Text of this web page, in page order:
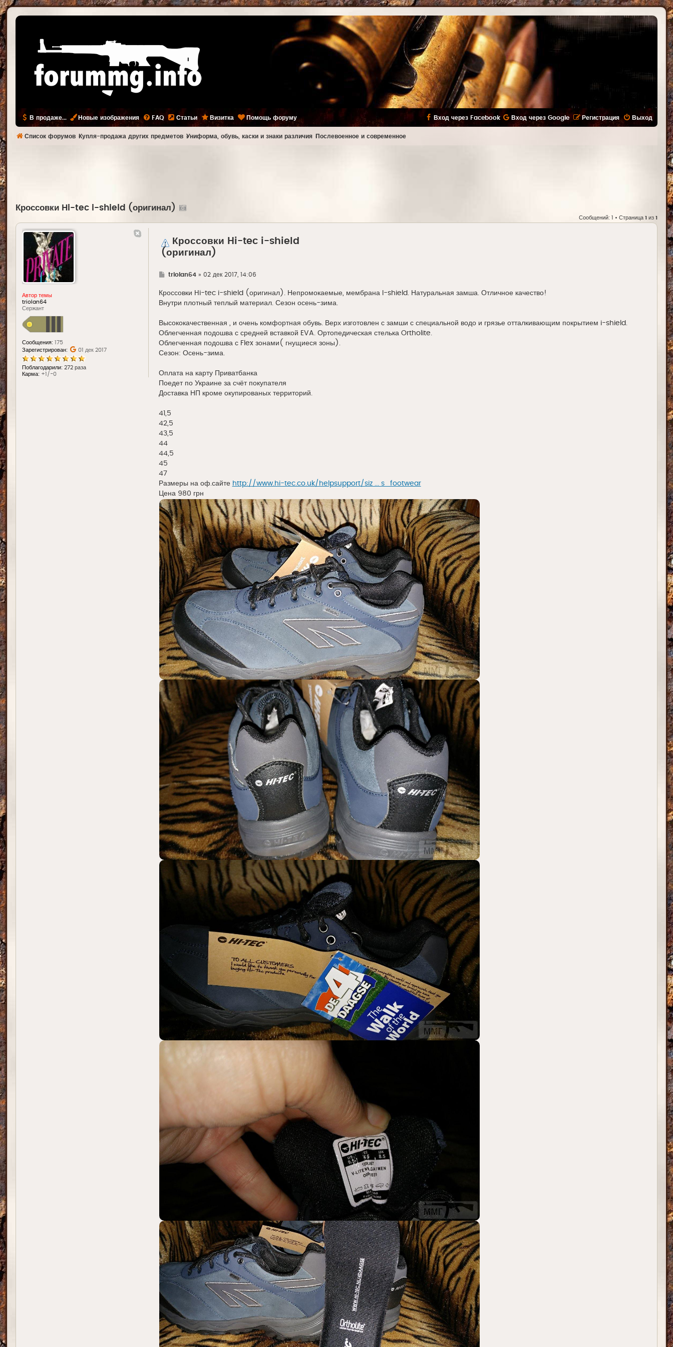
В продаже... Новые изображения FAQ Статьи Визитка Помощь форуму Выход
Регистрация
Вход через Facebook Вход через Google
Список форумов Купля-продажа других предметов Униформа, обувь, каски и знаки различия Послевоенное и современное
Кроссовки Hi-tec i-shield (оригинал)
Сообщений: 1 • Страница 1 из 1
Автор темы
triolan64
Сержант
Сообщения: 175
Зарегистрирован:
01 дек 2017
Поблагодарили: 272 раза
Карма: +1/-0
Кроссовки Hi-tec i-shield
(оригинал)
Гtriolan64» 02 дек 2017, 14:06
Кроссовки Hi-tec i-shield (оригинал). Непромокаемые, мембрана I-shield. Натуральная замша. Отличное качество!
Внутри плотный теплый материал. Сезон осень-зима.
Высококачественная , и очень комфортная обувь. Верх изготовлен с замши с специальной водо и грязье отталкивающим покрытием i-shield.
Облегченная подошва с средней вставкой EVA. Ортопедическая стелька Ortholite.
Облегченная подошва с Flex зонами( гнущиеся зоны).
Сезон: Осень-зима.
Оплата на карту Приватбанка
Поедет по Украине за счёт покупателя
Доставка НП кроме окупированых территорий.
41,5
42,5
43,5
44
44,5
45
47
Размеры на оф.сайте http://www.hi-tec.co.uk/helpsupport/siz ... s_footwear
Цена 980 грн